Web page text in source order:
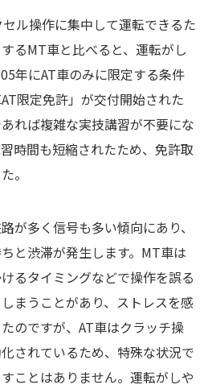
ル操作に集中して運転できるた
るMT車と比べると、運転がし
年にAT車のみに限定する条件
限定免許」が交付開始された
れば複雑な実技講習が不要にな
時間も短縮されたため、免許取
。
が多く信号も多い傾向にあり、
と渋滞が発生します。MT車は
るタイミングなどで操作を誤る
まうことがあり、ストレスを感
のですが、AT車はクラッチ操
されているため、特殊な状況で
ことはありません。運転がしや